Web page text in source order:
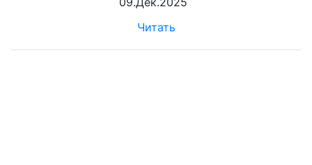
Читать